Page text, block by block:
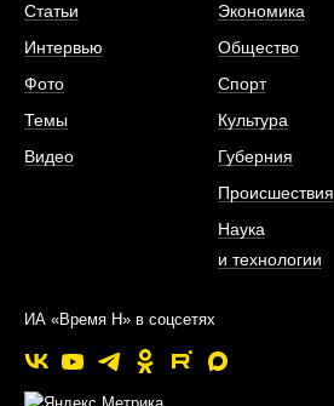
Статьи
Интервью
Фото
Темы
Видео
Экономика
Общество
Спорт
Культура
Губерния
Происшествия
Наука
и технологии
ИА «Время Н» в соцсетях